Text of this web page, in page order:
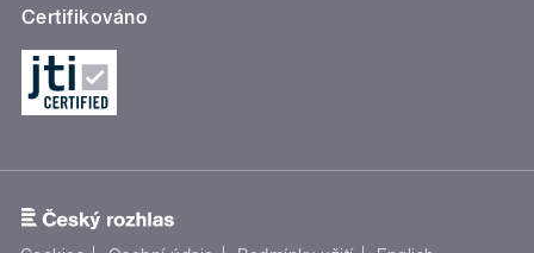
Certifikováno